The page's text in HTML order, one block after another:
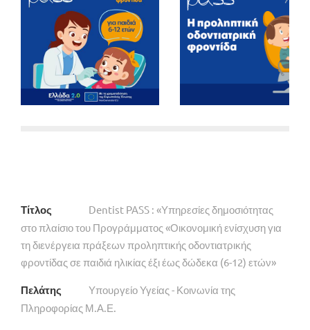
Τίτλος
Dentist PASS : «Υπηρεσίες δημοσιότητας
στο πλαίσιο του Προγράμματος «Οικονομική ενίσχυση για
τη διενέργεια πράξεων προληπτικής οδοντιατρικής
φροντίδας σε παιδιά ηλικίας έξι έως δώδεκα (6-12) ετών»
Πελάτης
Υπουργείο Υγείας - Κοινωνία της
Πληροφορίας Μ.Α.Ε.